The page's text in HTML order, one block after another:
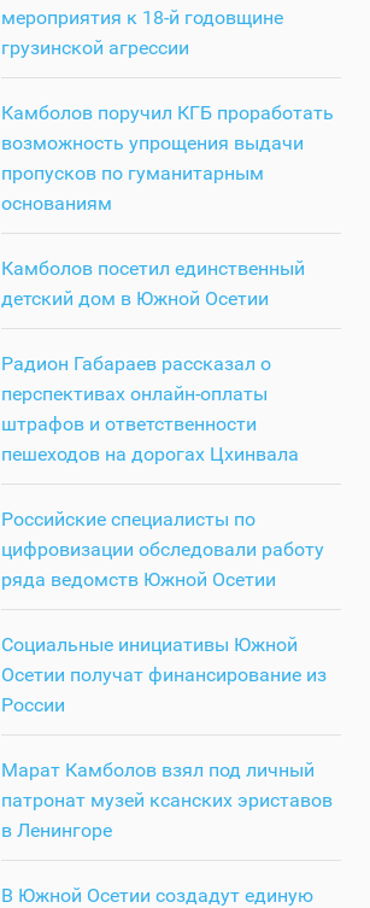
мероприятия к 18-й годовщине
грузинской агрессии
Камболов поручил КГБ проработать
возможность упрощения выдачи
пропусков по гуманитарным
основаниям
Камболов посетил единственный
детский дом в Южной Осетии
Радион Габараев рассказал о
перспективах онлайн-оплаты
штрафов и ответственности
пешеходов на дорогах Цхинвала
Российские специалисты по
цифровизации обследовали работу
ряда ведомств Южной Осетии
Социальные инициативы Южной
Осетии получат финансирование из
России
Марат Камболов взял под личный
патронат музей ксанских эриставов
в Ленингоре
В Южной Осетии создадут единую